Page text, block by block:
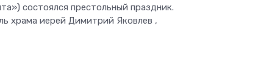
состоялся престольный праздник.
храма иерей Димитрий Яковлев ,